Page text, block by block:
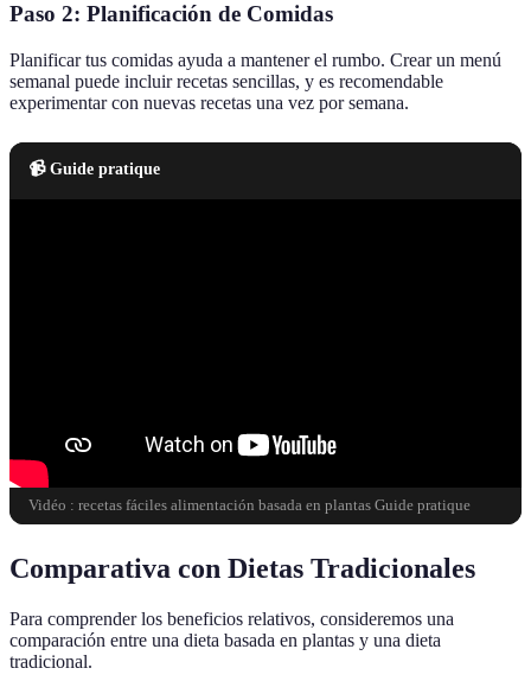
Paso 2: Planificación de Comidas
Planificar tus comidas ayuda a mantener el rumbo. Crear un menú
semanal puede incluir recetas sencillas, y es recomendable
experimentar con nuevas recetas una vez por semana.
📹 Guide pratique
Vidéo : recetas fáciles alimentación basada en plantas Guide pratique
Comparativa con Dietas Tradicionales
Para comprender los beneficios relativos, consideremos una
comparación entre una dieta basada en plantas y una dieta
tradicional.